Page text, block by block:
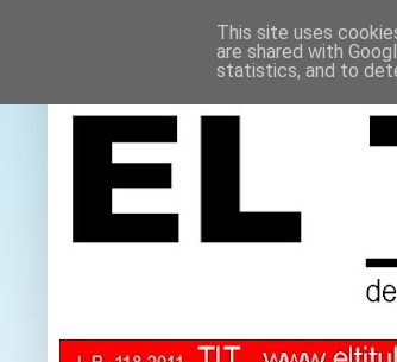
This site uses
are shared with
statistics, and to